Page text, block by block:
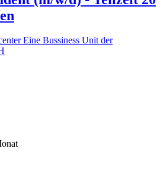
Eine Bussiness Unit der